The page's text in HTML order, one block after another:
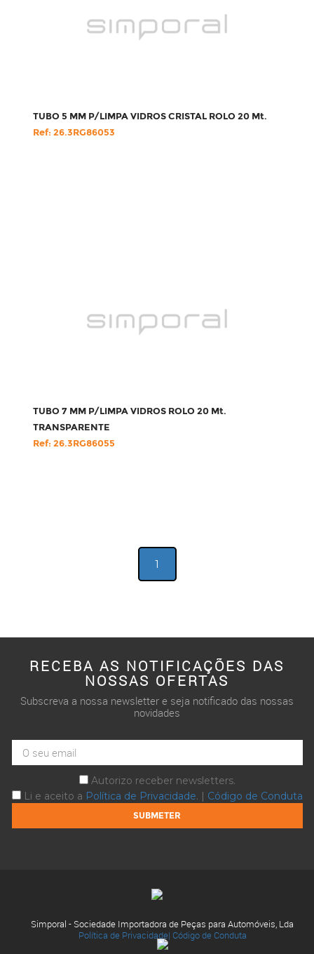
TUBO 5 MM P/LIMPA VIDROS CRISTAL ROLO 20 Mt.
Ref: 26.3RG86053
TUBO 7 MM P/LIMPA VIDROS ROLO 20 Mt.
TRANSPARENTE
Ref: 26.3RG86055
1
RECEBA AS NOTIFICAÇÕES DAS
NOSSAS OFERTAS
Subscreva a nossa newsletter e seja notificado das nossas
novidades
Autorizo receber newsletters.
Li e aceito a Política de Privacidade. | Código de Conduta
Simporal - Sociedade Importadora de Peças para Automóveis, Lda
Política de Privacidade| Código de Conduta